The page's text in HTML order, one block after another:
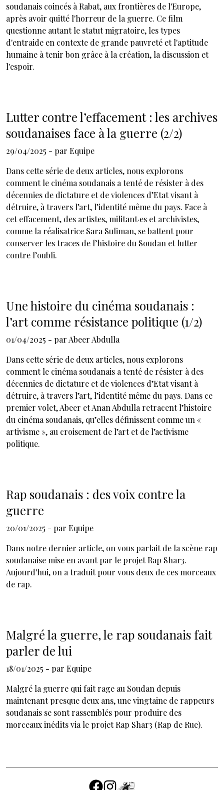
soudanais coincés à Rabat, aux frontières de l'Europe,
après avoir quitté l'horreur de la guerre. Ce film
questionne autant le statut migratoire, les types
d'entraide en contexte de grande pauvreté et l'aptitude
humaine à tenir bon grâce à la création, la discussion et
l'espoir.
Lutter contre l’effacement : les archives
soudanaises face à la guerre (2/2)
29/04/2025 - par Equipe
Dans cette série de deux articles, nous explorons
comment le cinéma soudanais a tenté de résister à des
décennies de dictature et de violences d’Etat visant à
détruire, à travers l’art, l’identité même du pays. Face à
cet effacement, des artistes, militant·es et archivistes,
comme la réalisatrice Sara Suliman, se battent pour
conserver les traces de l’histoire du Soudan et lutter
contre l’oubli.
Une histoire du cinéma soudanais :
l’art comme résistance politique (1/2)
01/04/2025 - par Abeer Abdulla
Dans cette série de deux articles, nous explorons
comment le cinéma soudanais a tenté de résister à des
décennies de dictature et de violences d’Etat visant à
détruire, à travers l’art, l’identité même du pays. Dans ce
premier volet, Abeer et Anan Abdulla retracent l’histoire
du cinéma soudanais, qu’elles définissent comme un «
artivisme », au croisement de l’art et de l’activisme
politique.
Rap soudanais : des voix contre la
guerre
20/01/2025 - par Equipe
Dans notre dernier article, on vous parlait de la scène rap
soudanaise mise en avant par le projet Rap Shar3.
Aujourd'hui, on a traduit pour vous deux de ces morceaux
de rap.
Malgré la guerre, le rap soudanais fait
parler de lui
18/01/2025 - par Equipe
Malgré la guerre qui fait rage au Soudan depuis
maintenant presque deux ans, une vingtaine de rappeurs
soudanais se sont rassemblés pour produire des
morceaux inédits via le projet Rap Shar3 (Rap de Rue).